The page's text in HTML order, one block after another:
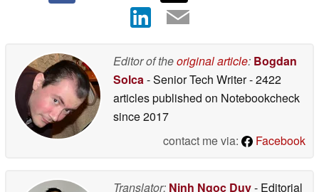
Editor of theoriginal article: Bogdan
Solca - Senior Tech Writer- 2422
articles published on Notebookcheck
since 2017
contact me via:
Facebook
Translator: Ninh Ngoc Duy- Editorial